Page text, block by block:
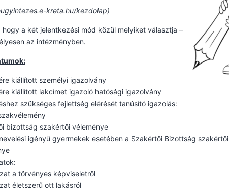
kreta.hu/kezdolap)
a két jelentkezési mód közül melyiket választja –
az intézményben.
kiállított személyi igazolvány
kiállított lakcímet igazoló hatósági igazolvány
szükséges fejlettség elérését tanúsító igazolás:
bizottság szakértői véleménye
igényű gyermekek esetében a Szakértői Bizottság szakértői
a törvényes képviseletről
életszerű ott lakásról